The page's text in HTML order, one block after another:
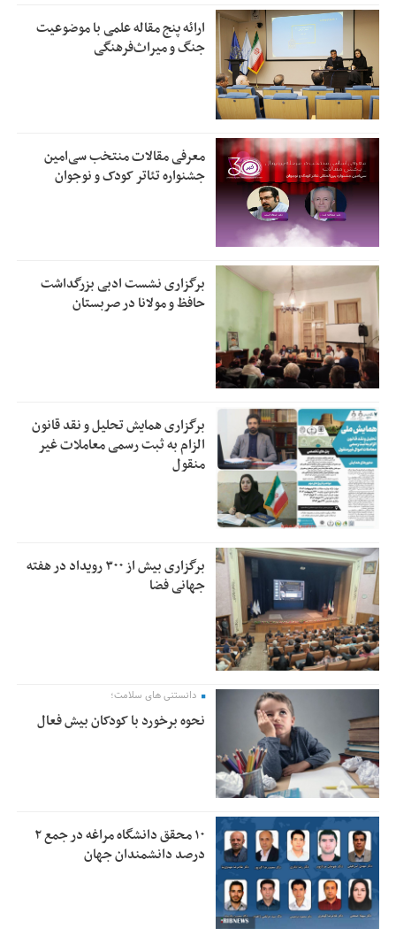
ارائه پنج مقاله علمی با موضوعیت
جنگ و میراث‌فرهنگی
معرفی مقالات منتخب سی‌امین
جشنواره تئاتر کودک و نوجوان
برگزاری نشست ادبی بزرگداشت
حافظ و مولانا در صربستان
برگزاری همایش تحلیل و نقد قانون
الزام به ثبت رسمی معاملات غیر
منقول
برگزاری بیش از ۳۰۰ رویداد در هفته
جهانی فضا
دانستنی های سلامت؛
نحوه برخورد با کودکان بیش فعال
۱۰ محقق دانشگاه مراغه در جمع ۲
درصد دانشمندان جهان